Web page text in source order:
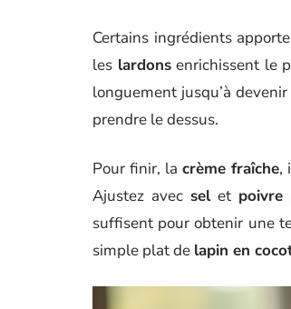
Certains ingrédients
les lardonsenrichissent le
longuement jusqu’à
prendre le dessus.
Pour finir, lacrème fraîche,
Ajustez avec selet poivre
suffisent pour obtenir une
simple plat de lapin en